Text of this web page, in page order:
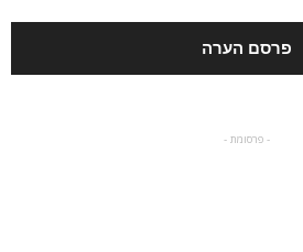
- פרסומת -